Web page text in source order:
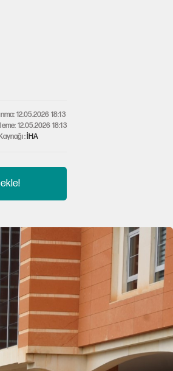
12.05.2026 18:13
12.05.2026 18:13
:İHA